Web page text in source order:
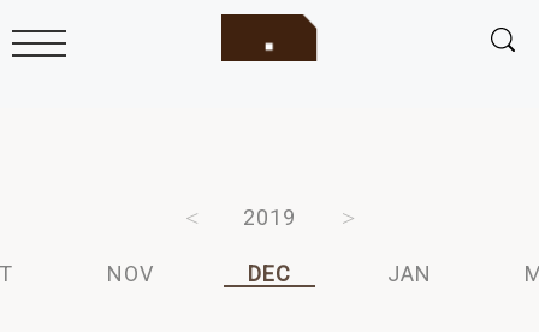
2019
NOV DEC JAN